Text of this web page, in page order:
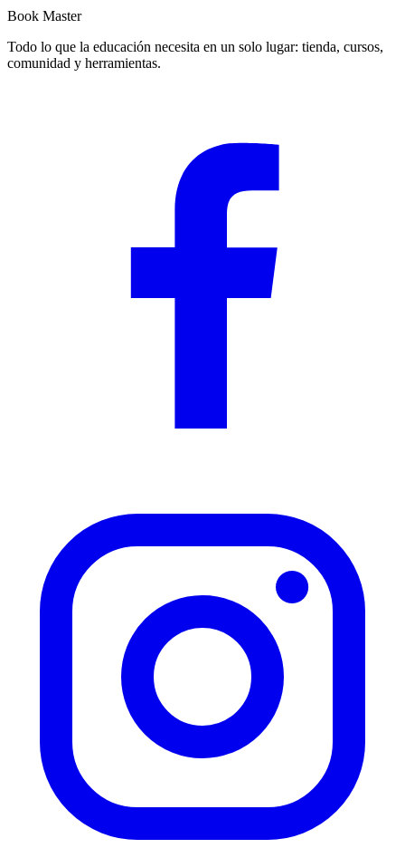
Book Master
Todo lo que la educación necesita en un solo lugar: tienda, cursos,
comunidad y herramientas.